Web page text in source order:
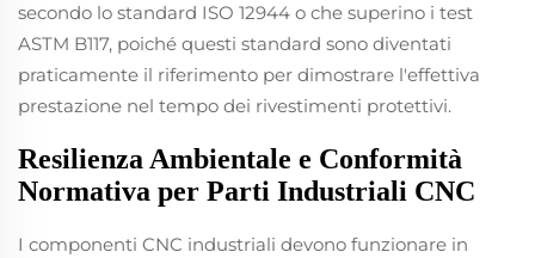
secondo lo standard ISO 12944 o che superino i test
ASTM B117, poiché questi standard sono diventati
praticamente il riferimento per dimostrare l'effettiva
prestazione nel tempo dei rivestimenti protettivi.
Resilienza Ambientale e Conformità
Normativa per Parti Industriali CNC
I componenti CNC industriali devono funzionare in